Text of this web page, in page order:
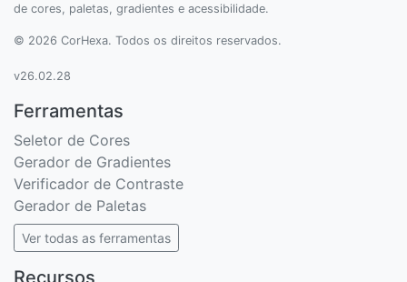
de cores, paletas, gradientes e acessibilidade.
© 2026 CorHexa. Todos os direitos reservados.
v26.02.28
Ferramentas
Seletor de Cores
Gerador de Gradientes
Verificador de Contraste
Gerador de Paletas
Ver todas as ferramentas
Recursos